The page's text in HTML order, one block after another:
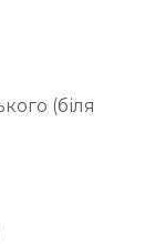
(біля